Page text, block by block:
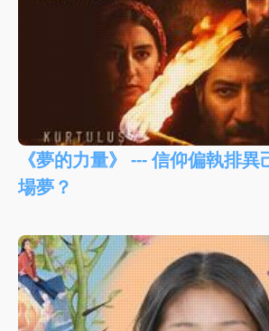
《夢的力量》 --- 信仰偏執排
場夢？